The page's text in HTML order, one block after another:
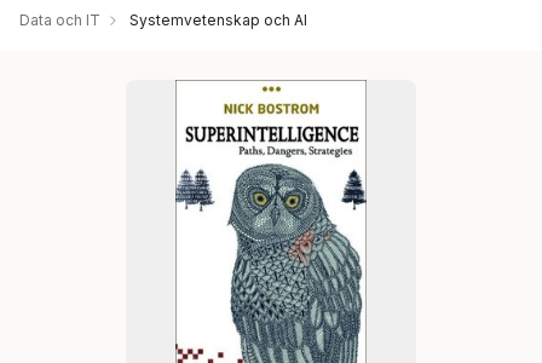
Data och IT Systemvetenskap och AI